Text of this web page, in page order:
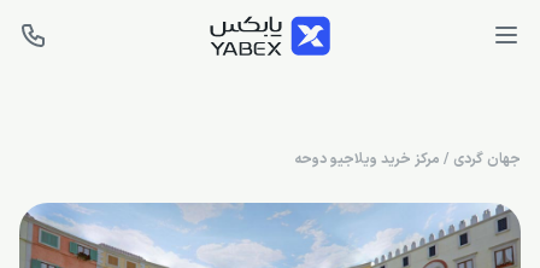
جهان گردی / مرکز خرید ویلاجیو دوحه